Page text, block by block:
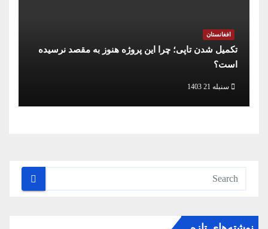
افغانستان
تکمیل شدن تاپی؛ چرا این پروژه هنوز به مقصد نرسیده
است؟
سنبله 21 1403